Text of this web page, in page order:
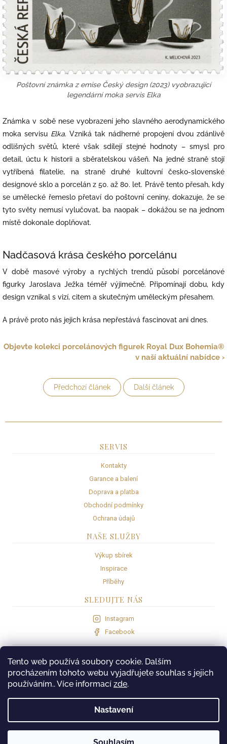
Tento web používá soubory cookie. Dalším
procházením tohoto webu vyjadřujete souhlas s jejich
používáním.. Více informací zde.
Nastavení
Poštovní známka z emise Český design (2023) vyobrazující
legendární moka servis Elka
Známka v sobě nese vyobrazení jeho slavného aerodynamického
moka servisu Elka. Vzniká tak nádherné propojení dvou zdánlivě
odlišných světů, které však sdílejí stejné hodnoty – smysl pro
detail, úctu k historii a sběratelskou vášeň. Na jedné straně stojí
vytříbená filatelie, na straně druhé kultovní česko-slovenské
designové sklo a porcelán z 50. až 80. let. Právě tento přesah, kdy
se umělecké řemeslo přetaví do poštovní ceniny, dokazuje, že se
tyto světy nemusí vylučovat, ba naopak – dokážou se na jednom
místě dokonale doplňovat.
Nadčasová krása českého porcelánu
V době masové výroby a rychlých trendů působí porcelánové
figurky Jaroslava Ježka téměř výjimečně. Připomínají dobu, kdy
design vznikal s vizí, citem a skutečným uměleckým přesahem.
A právě proto nás jejich krása nepřestává fascinovat ani dnes.
Objevte kolekci porcelánových figurek Royal Dux Bohemia®
v naší aktuální nabídce ›
Předchozí článek Další článek
SERVIS
Kontakty
Garance a balení
Doprava a platba
Obchodní podmínky
Ochrana údajů
NAŠE SLUŽBY
Výkup sbírek
Inspirace
Příběhy
SLEDUJTE NÁS
Instagram
Facebook
VISA Comgate
PROVOZOVATEL
MK Trade & Invest s.r.o.
Hollova 732/11, 190 15 Praha 9
IČO: 118 29 869